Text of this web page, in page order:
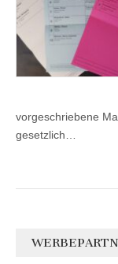
vorgeschriebene
gesetzlich…